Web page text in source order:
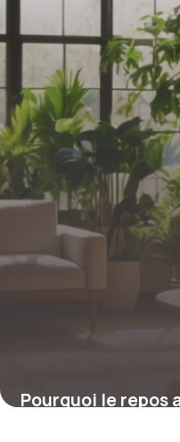
5 juillet 2026
Pourquoi le repos